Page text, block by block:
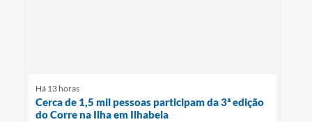
Há 13 horas
Cerca de 1,5 mil pessoas participam da 3ª edição
do Corre na Ilha em Ilhabela